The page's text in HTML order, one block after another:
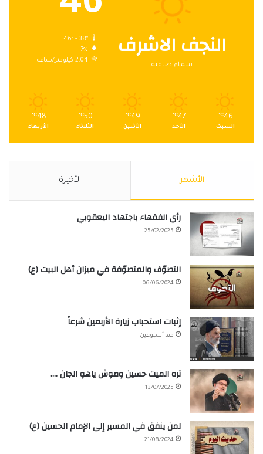
النجف الاشرف
سماء صافية
46º - 38º
7%
2.04 كيلومتر/ساعة
46
℃
السبت
47
℃
الأحد
49
℃
الأثنين
50
℃
الثلاثاء
48
℃
الأربعاء
الأشهر الأخيرة
رأي الفقهاء باجتهاد اليعقوبي
25/02/2025
التصوّف والمتصوّفة في ميزان أهل البيت (ع)
06/06/2024
إثبات استحباب زيارة الأربعين شرعاً
منذ أسبوعين
تره الميت حسين وموش ياهو الجان ….
13/07/2025
لمن ينفق في المسير إلى الإمام الحسين (ع)
21/08/2024